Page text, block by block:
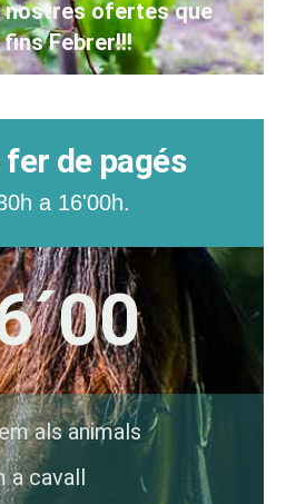
nostres ofertes que
Febrer!!!
de pagés
a 16'00h.
als animals
a cavall